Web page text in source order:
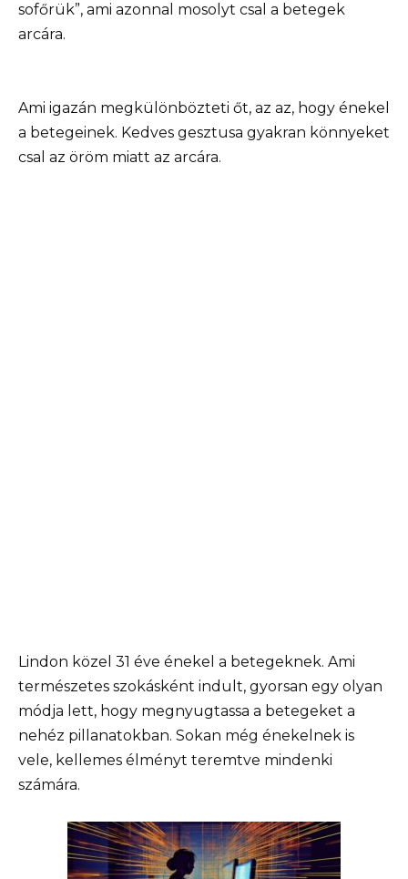
sofőrük”, ami azonnal mosolyt csal a betegek
arcára.
Ami igazán megkülönbözteti őt, az az, hogy énekel
a betegeinek. Kedves gesztusa gyakran könnyeket
csal az öröm miatt az arcára.
Lindon közel 31 éve énekel a betegeknek. Ami
természetes szokásként indult, gyorsan egy olyan
módja lett, hogy megnyugtassa a betegeket a
nehéz pillanatokban. Sokan még énekelnek is
vele, kellemes élményt teremtve mindenki
számára.